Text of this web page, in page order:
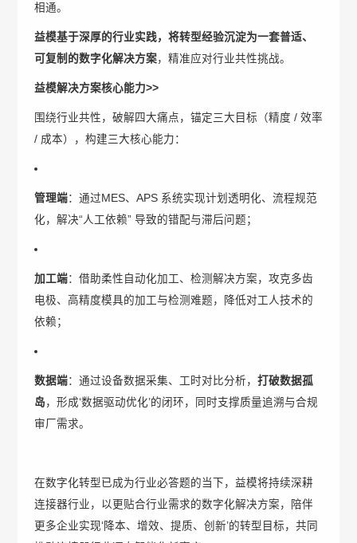
相通。
益模基于深厚的行业实践，将转型经验沉淀为一套普适、
可复制的数字化解决方案，精准应对行业共性挑战。
益模解决方案核心能力>>
围绕行业共性，破解四大痛点，锚定三大目标（精度 / 效率
/ 成本），构建三大核心能力：
管理端：通过MES、APS 系统实现计划透明化、流程规范
化，解决“人工依赖” 导致的错配与滞后问题；
加工端：借助柔性自动化加工、检测解决方案，攻克多齿
电极、高精度模具的加工与检测难题，降低对工人技术的
依赖；
数据端：通过设备数据采集、工时对比分析， 打破数据孤
岛 ，形成‘数据驱动优化’的闭环，同时支撑质量追溯与合规
审厂需求。
在数字化转型已成为行业必答题的当下，益模将持续深耕
连接器行业，以更贴合行业需求的数字化解决方案，陪伴
更多企业实现‘降本、增效、提质、创新’的转型目标，共同